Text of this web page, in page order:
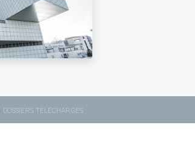
DOSSIERS TÉLÉCHARGÉS